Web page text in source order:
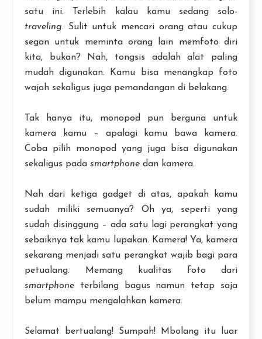
satu ini. Terlebih kalau kamu sedang solo-
traveling. Sulit untuk mencari orang atau cukup
segan untuk meminta orang lain memfoto diri
kita, bukan? Nah, tongsis adalah alat paling
mudah digunakan. Kamu bisa menangkap foto
wajah sekaligus juga pemandangan di belakang.
Tak hanya itu, monopod pun berguna untuk
kamera kamu – apalagi kamu bawa kamera.
Coba pilih monopod yang juga bisa digunakan
sekaligus pada smartphone dan kamera.
Nah dari ketiga gadget di atas, apakah kamu
sudah miliki semuanya? Oh ya, seperti yang
sudah disinggung – ada satu lagi perangkat yang
sebaiknya tak kamu lupakan. Kamera! Ya, kamera
sekarang menjadi satu perangkat wajib bagi para
petualang. Memang kualitas foto dari
smartphone terbilang bagus namun tetap saja
belum mampu mengalahkan kamera.
Selamat bertualang! Sumpah! Mbolang itu luar